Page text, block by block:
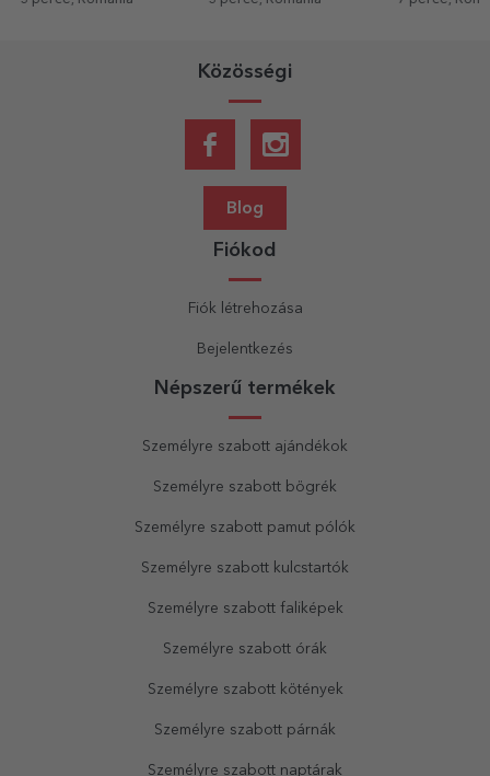
Közösségi
Blog
Fiókod
Fiók létrehozása
Bejelentkezés
Népszerű termékek
Személyre szabott ajándékok
Személyre szabott bögrék
Személyre szabott pamut pólók
Személyre szabott kulcstartók
Személyre szabott faliképek
Személyre szabott órák
Személyre szabott kötények
Személyre szabott párnák
Személyre szabott naptárak